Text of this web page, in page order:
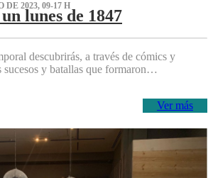
DE 2023, 09-17 H
lunes de 1847
descubrirás, a través de cómics y
sucesos y batallas que formaron…
Ver más